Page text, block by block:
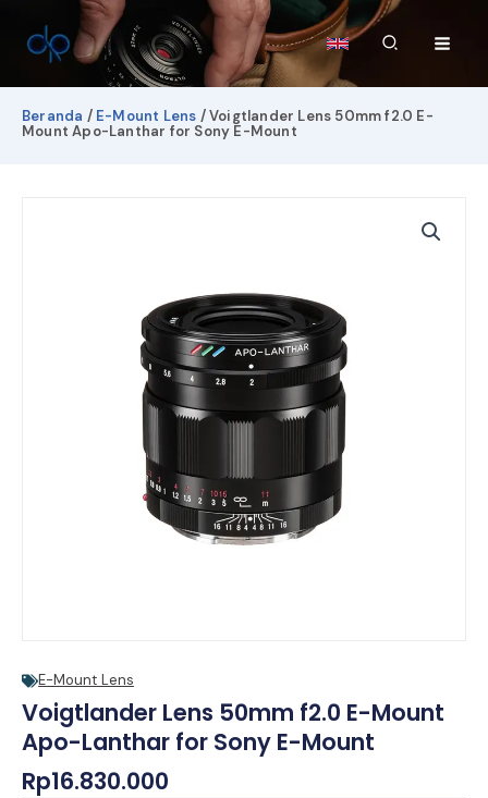
konten
Cari
Beranda / E-Mount Lens / Voigtlander Lens 50mm f2.0 E-
Mount Apo-Lanthar for Sony E-Mount
E-Mount Lens
Voigtlander Lens 50mm f2.0 E-Mount
Apo-Lanthar for Sony E-Mount
Rp16.830.000